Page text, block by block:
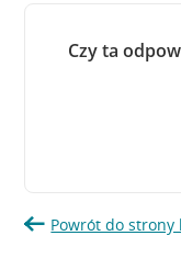
Czy ta
Powrót do strony